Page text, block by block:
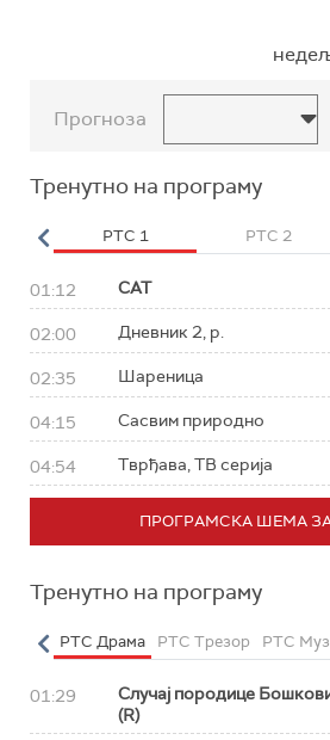
Прогноза
Тренутно на програму
РТС 1 РТС 2
01:12 САТ
02:00 Дневник 2, р.
02:35 Шареница
04:15 Сасвим природно
04:54 Тврђава, ТВ серија
ПРОГРАМСКА ШЕМА
Тренутно на програму
РТС Драма РТС Трезор РТС
01:29
Случај породице
(R)